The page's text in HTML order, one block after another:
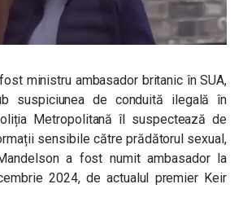
ministru ambasador britanic în SUA,
suspiciunea de conduită ilegală în
Metropolitană îl suspectează de
sensibile către prădătorul sexual,
a fost numit ambasador la
2024, de actualul premier Keir